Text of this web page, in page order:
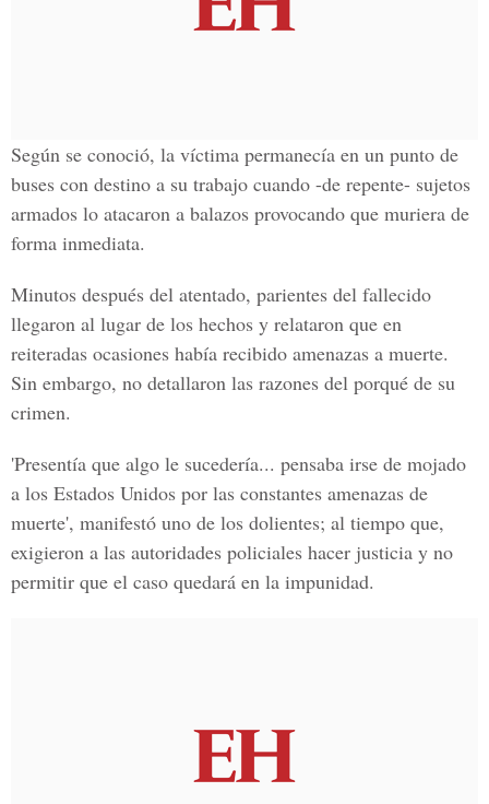
Según se conoció, la víctima permanecía en un punto de
buses con destino a su trabajo cuando -de repente- sujetos
armados lo atacaron a balazos provocando que muriera de
forma inmediata.
Minutos después del atentado, parientes del fallecido
llegaron al lugar de los hechos y relataron que en
reiteradas ocasiones había recibido amenazas a muerte.
Sin embargo, no detallaron las razones del porqué de su
crimen.
'Presentía que algo le sucedería... pensaba irse de mojado
a los Estados Unidos por las constantes amenazas de
muerte', manifestó uno de los dolientes; al tiempo que,
exigieron a las autoridades policiales hacer justicia y no
permitir que el caso quedará en la impunidad.